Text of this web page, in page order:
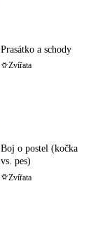
Prasátko a schody
Zvířata
Boj o postel (kočka
vs. pes)
Zvířata